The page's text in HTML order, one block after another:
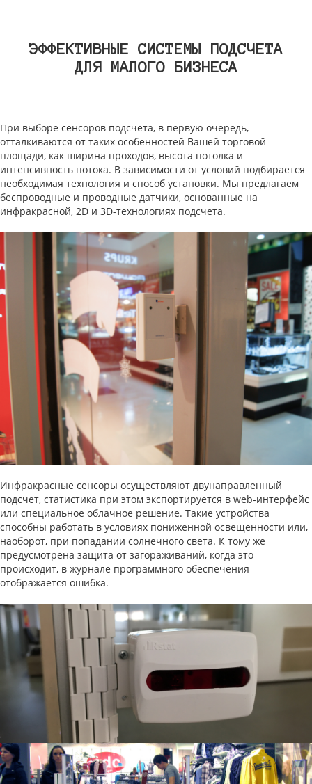
ЭФФЕКТИВНЫЕ СИСТЕМЫ ПОДСЧЕТА
ДЛЯ МАЛОГО БИЗНЕСА
При выборе сенсоров подсчета, в первую очередь,
отталкиваются от таких особенностей Вашей торговой
площади, как ширина проходов, высота потолка и
интенсивность потока. В зависимости от условий подбирается
необходимая технология и способ установки. Мы предлагаем
беспроводные и проводные датчики, основанные на
инфракрасной, 2D и 3D-технологиях подсчета.
Инфракрасные сенсоры осуществляют двунаправленный
подсчет, статистика при этом экспортируется в web-интерфейс
или специальное облачное решение. Такие устройства
способны работать в условиях пониженной освещенности или,
наоборот, при попадании солнечного света. К тому же
предусмотрена защита от загораживаний, когда это
происходит, в журнале программного обеспечения
отображается ошибка.